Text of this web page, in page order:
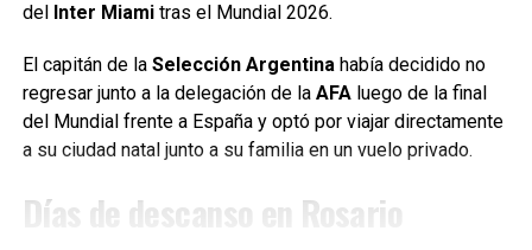
de Delfino como entrenador con el liderazgo de Goltz para
Fuente: Sin Mordaza
del
Inter Miamitras el Mundial 2026.
El capitán de la Selección Argentinahabía decidido no
regresar junto a la delegación de la AFAluego de la final
del Mundial frente a España y optó por viajar directamente
a su ciudad natal junto a su familia en un vuelo privado.
Días de descanso en Rosario